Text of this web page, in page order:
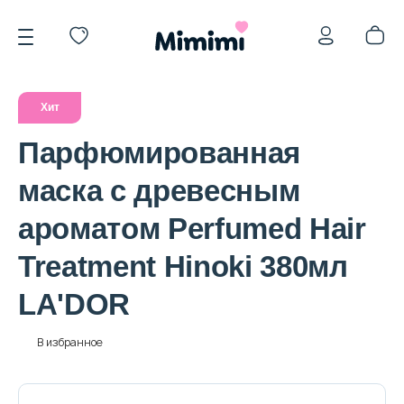
*OVERSTOCK -30%
Уход за лицом
Волосы
Хит
Парфюмированная
маска с древесным
ароматом Perfumed Hair
Treatment Hinoki 380мл
LA'DOR
В избранное